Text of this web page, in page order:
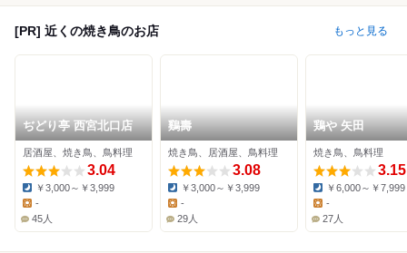
[PR] 近くの焼き鳥のお店 もっと見る
ぢどり亭 西宮北口店
居酒屋、焼き鳥、鳥料理
3.04
Dinner:
￥3,000～￥3,999
Lunch:
-
45人
鷄壽
焼き鳥、居酒屋、鳥料理
3.08
Dinner:
￥3,000～￥3,999
Lunch:
-
29人
鶏や 矢田
焼き鳥、鳥料理
3.15
Dinner:
￥6,000～￥7,999
Lunch:
-
27人